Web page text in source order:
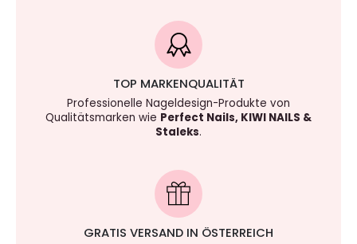
TOP MARKENQUALITÄT
Professionelle Nageldesign-Produkte von
Qualitätsmarken wie Perfect Nails, KIWI NAILS &
Staleks.
GRATIS VERSAND IN ÖSTERREICH